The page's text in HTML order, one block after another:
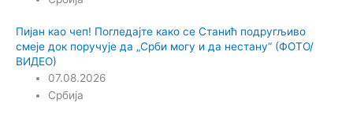
Пијан као чеп! Погледајте како се Станић подругљиво
смеје док поручује да „Срби могу и да нестану“ (ФОТО/
ВИДЕО)
07.08.2026
Србија